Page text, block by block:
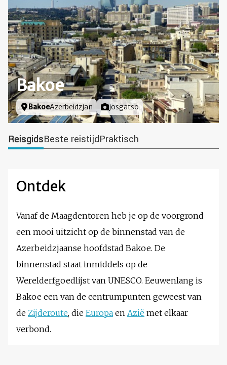
Bakoe
Locatie
BakoeAzerbeidzjan Foto door
josgatso
ReisgidsBeste reistijdPraktisch
Ontdek
Vanaf de Maagdentoren heb je op de voorgrond
een mooi uitzicht op de binnenstad van de
Azerbeidzjaanse hoofdstad Bakoe. De
binnenstad staat inmiddels op de
Werelderfgoedlijst van UNESCO. Eeuwenlang is
Bakoe een van de centrumpunten geweest van
de Zijderoute, die Europa en Azië met elkaar
verbond.